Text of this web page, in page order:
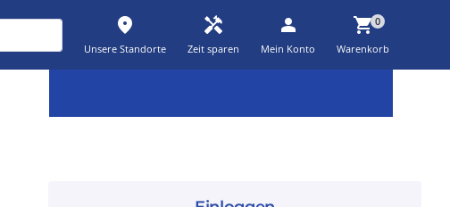
place
Unsere Standorte
handyman
Zeit sparen
person
Mein Konto
shopping_cart0
Warenkorb